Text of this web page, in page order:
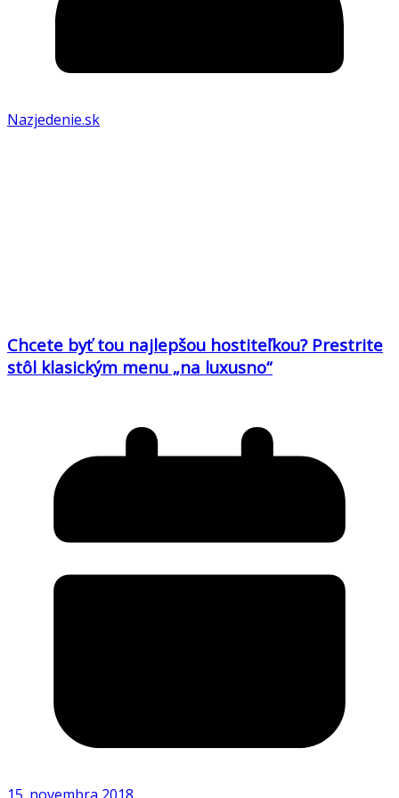
Nazjedenie.sk
Chcete byť tou najlepšou hostiteľkou? Prestrite
stôl klasickým menu „na luxusno“